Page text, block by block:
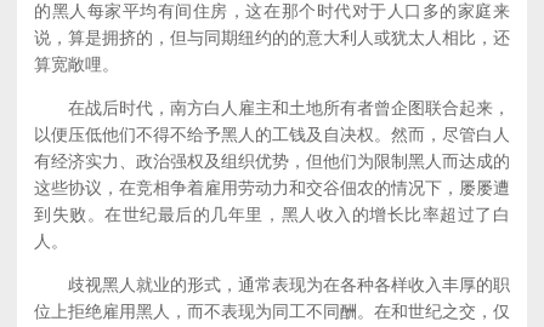
的黑人每家平均有间住房，这在那个时代对于人口多的家庭来
说，算是拥挤的，但与同期纽约的的意大利人或犹太人相比，还
算宽敞哩。
在战后时代，南方白人雇主和土地所有者曾企图联合起来，
以便压低他们不得不给予黑人的工钱及自决权。然而，尽管白人
有经济实力、政治强权及组织优势，但他们为限制黑人而达成的
这些协议，在竞相争着雇用劳动力和交谷佃农的情况下，屡屡遭
到失败。在世纪最后的几年里，黑人收入的增长比率超过了白
人。
歧视黑人就业的形式，通常表现为在各种各样收入丰厚的职
位上拒绝雇用黑人，而不表现为同工不同酬。在和世纪之交，仅